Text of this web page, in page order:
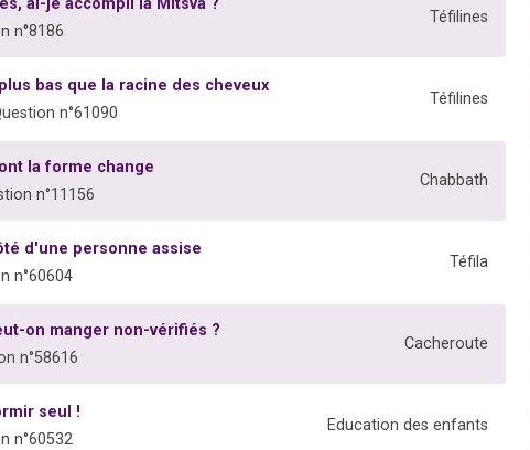
n°8186
Téfilines
bas que la racine des cheveux
n°61090
Téfilines
la forme change
n°11156
Chabbath
d'une personne assise
n°60604
Téfila
on manger non-vérifiés ?
n°58616
Cacheroute
seul !
n°60532
Education des enfants